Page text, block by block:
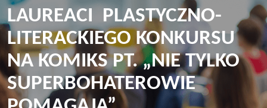
LAUREACI PLASTYCZNO-
LITERACKIEGO KONKURSU
NA KOMIKS PT. „NIE TYLKO
SUPERBOHATEROWIE